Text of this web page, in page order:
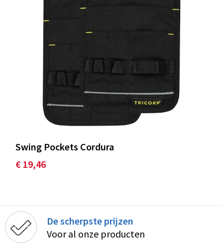
Swing Pockets Cordura
€ 19,46
De scherpste prijzen
Voor al onze producten